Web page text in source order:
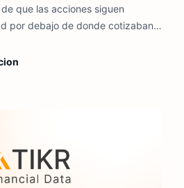
que las acciones siguen
por debajo de donde cotizaban